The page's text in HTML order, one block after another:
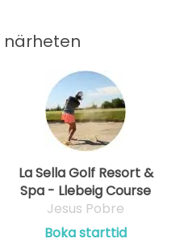
närheten
La Sella Golf Resort &
Spa - Llebeig Course
Jesus Pobre
Boka starttid